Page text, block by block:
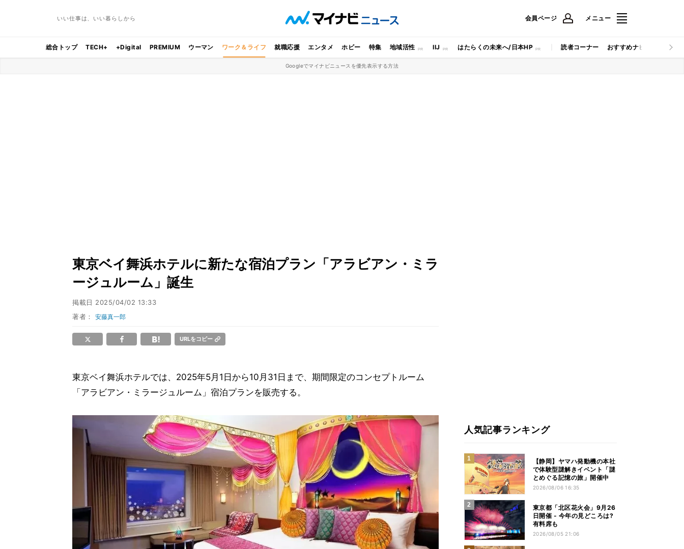
いい仕事は、いい暮らしから 会員ページ メニュー
総合トップ TECH+ +Digital PREMIUM ウーマン ワーク＆ライフ 就職応援 エンタメ ホビー 特集 地域活性 IIJ はたらくの未来へ/日本HP 読者コーナー おすすめナビ マイナビ
Googleでマイナビニュースを優先表示する方法
東京ベイ舞浜ホテルに新たな宿泊プラン「アラビアン・ミラ
ージュルーム」誕生
掲載日 2025/04/02 13:33
著者：安藤真一郎
URLをコピー
東京ベイ舞浜ホテルでは、2025年5月1日から10月31日まで、期間限定のコンセプトルーム
「アラビアン・ミラージュルーム」宿泊プランを販売する。
人気記事ランキング
【静岡】ヤマハ発動機の本社
で体験型謎解きイベント「謎
とめぐる記憶の旅」開催中
2026/08/06 16:35
東京都「北区花火会」9月26
日開催 - 今年の見どころは?
有料席も
2026/08/05 21:06